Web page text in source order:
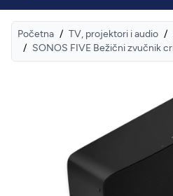
Početna / TV, projektori i audio /
/ SONOS FIVE Bežični zvučnik